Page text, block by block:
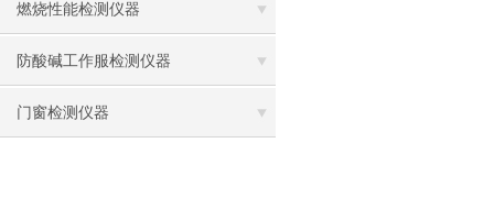
燃烧性能检测仪器
防酸碱工作服检测仪器
门窗检测仪器